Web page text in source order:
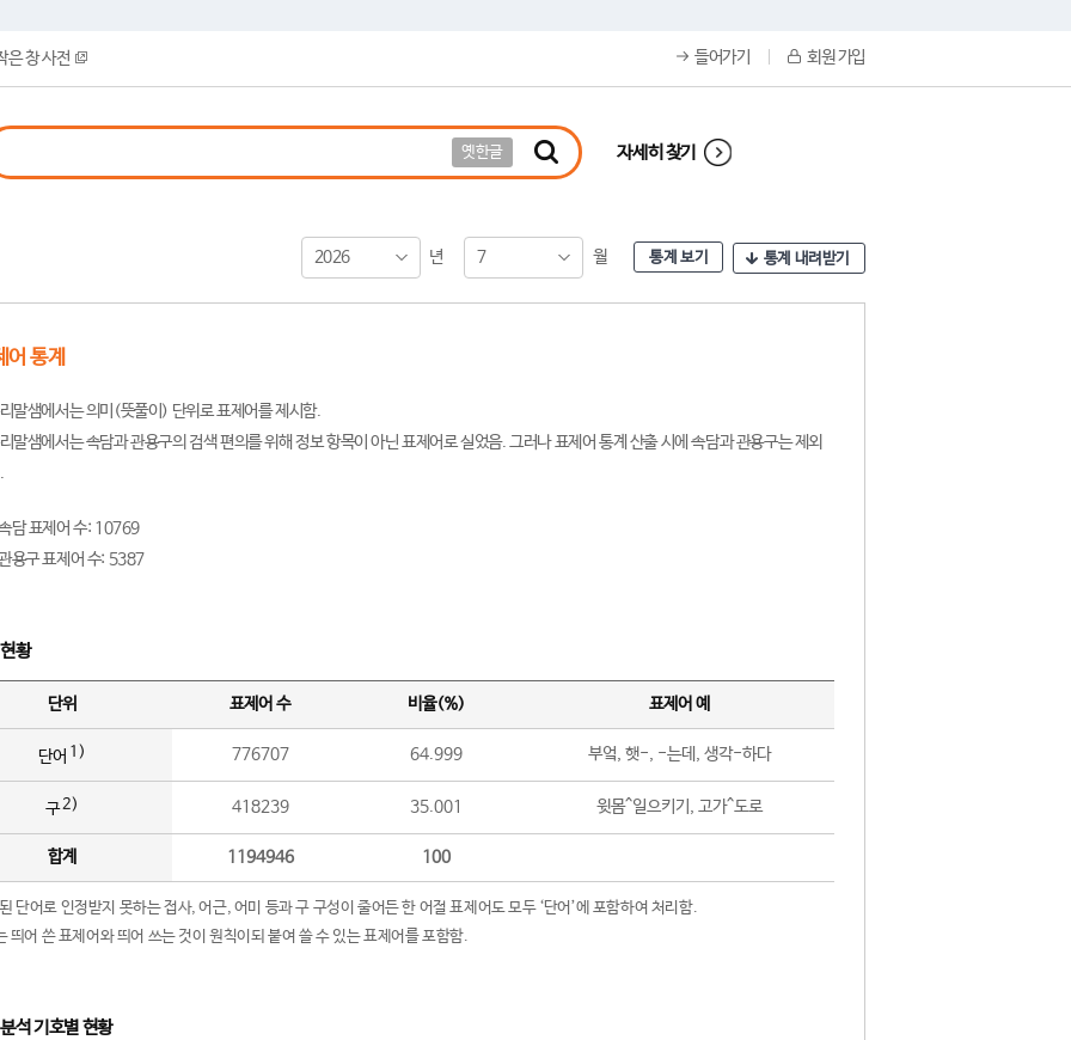
은 창 사전 들어가기 회원 가입
옛한글 자세히 찾기
2026 년 7 월 통계 보기 통계 내려받기
어 통계
말샘에서는 의미(뜻풀이) 단위로 표제어를 제시함.
말샘에서는 속담과 관용구의 검색 편의를 위해 정보 항목이 아닌 표제어로 실었음. 그러나 표제어 통계 산출 시에 속담과 관용구는 제외
담 표제어 수: 10769
용구 표제어 수: 5387
황
단위 표제어 수 비율(%) 표제어 예
단어 1) 776707 64.999 부엌, 햇-, -는데, 생각-하다
구2) 418239 35.001 윗몸^일으키기, 고가^도로
합계 1194946 100
단어로 인정받지 못하는 접사, 어근, 어미 등과 구 구성이 줄어든 한 어절 표제어도 모두 ‘단어’에 포함하여 처리함.
띄어 쓴 표제어와 띄어 쓰는 것이 원칙이되 붙여 쓸 수 있는 표제어를 포함함.
석 기호별 현황